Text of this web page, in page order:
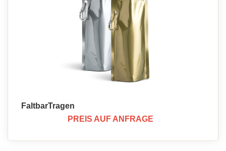
FaltbarTragen
PREIS AUF ANFRAGE